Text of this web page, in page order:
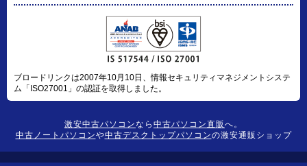
ブロードリンクは2007年10月10日、情報セキュリティマネジメントシステ
ム「ISO27001」の認証を取得しました。
激安中古パソコンなら 中古パソコン直販 へ。
中古ノートパソコンや中古デスクトップパソコンの激安通販ショップ